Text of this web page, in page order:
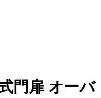
門扉 オーバ